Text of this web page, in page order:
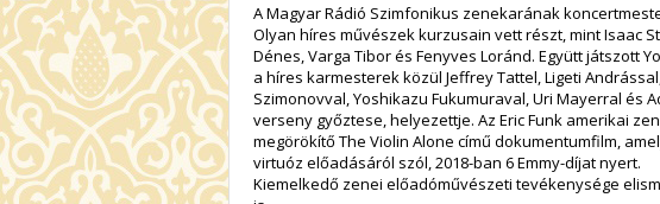
A Magyar Rádió Szimfonikus zenekarának
Olyan híres művészek kurzusain vett részt, mint Isaac
Dénes, Varga Tibor és Fenyves Loránd. Együtt játszott
a híres karmesterek közül Jeffrey Tattel, Ligeti
Szimonovval, Yoshikazu Fukumuraval, Uri Mayerral és
verseny győztese, helyezettje. Az Eric Funk amerikai
megörökítő The Violin Alone című dokumentumfilm,
virtuóz előadásáról szól, 2018-ban 6 Emmy-díjat nyert.
Kiemelkedő zenei előadóművészeti tevékenysége